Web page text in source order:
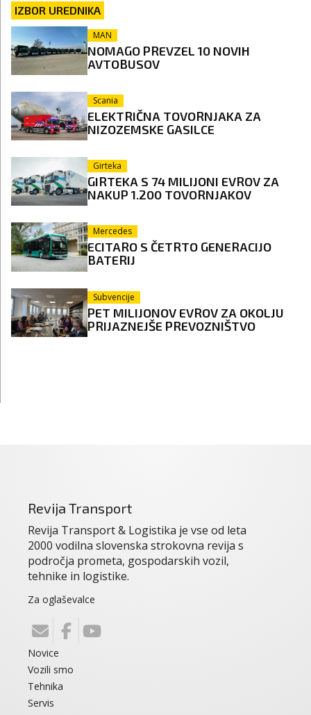
IZBOR UREDNIKA
MAN
NOMAGO PREVZEL 10 NOVIH
AVTOBUSOV
Scania
ELEKTRIČNA TOVORNJAKA ZA
NIZOZEMSKE GASILCE
Girteka
GIRTEKA S 74 MILIJONI EVROV ZA
NAKUP 1.200 TOVORNJAKOV
Mercedes
ECITARO S ČETRTO GENERACIJO
BATERIJ
Subvencije
PET MILIJONOV EVROV ZA OKOLJU
PRIJAZNEJŠE PREVOZNIŠTVO
Revija Transport
Revija Transport & Logistika je vse od leta
2000 vodilna slovenska strokovna revija s
področja prometa, gospodarskih vozil,
tehnike in logistike.
Za oglaševalce
Novice
Vozili smo
Tehnika
Servis